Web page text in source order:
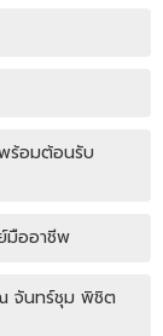
มืออาชีพ